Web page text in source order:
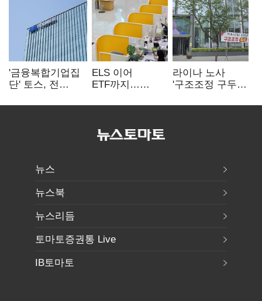
'금융복합기업집
단' 토스, 전
표준화
ELS 이어
ETF까지…
제동 걸린 은행
라이나 노사
'구조조정 구두
뉴스
뉴스북
뉴스리듬
토마토증권통 Live
IB토마토